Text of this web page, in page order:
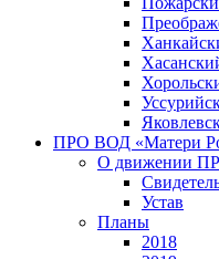
ПРО ВОД «Матери
О движении
Устав
Планы
2018